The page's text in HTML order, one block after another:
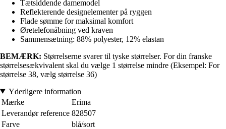
Tætsiddende damemodel
Reflekterende designelementer på ryggen
Flade sømme for maksimal komfort
Øretelefonåbning ved kraven
Sammensætning: 88% polyester, 12% elastan
BEMÆRK: Størrelserne svarer til tyske størrelser. For din franske
størrelsesækvivalent skal du vælge 1 størrelse mindre (Eksempel: For
størrelse 38, vælg størrelse 36)
Yderligere information
Mærke
Erima
Leverandør reference 828507
Farve
blå/sort